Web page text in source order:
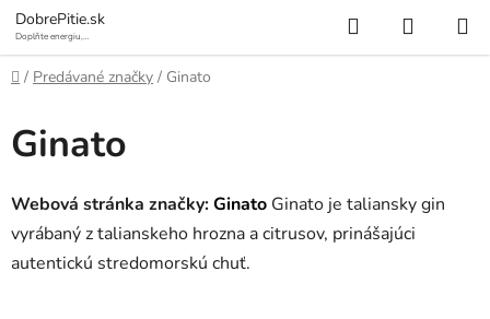
Prejsť
na
obsah
DobrePitie.sk
Doplňte energiu,
Hľadať
KOŠÍK
Domov
/ Predávané značky / Ginato
Ginato
Webová stránka značky:Ginato Ginato je taliansky gin
vyrábaný z talianskeho hrozna a citrusov, prinášajúci
autentickú stredomorskú chuť.